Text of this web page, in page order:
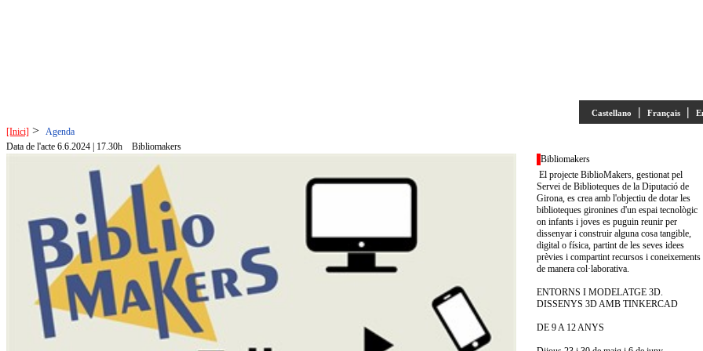
Castellano | Français |
[Inici] > Agenda
Data de l'acte 6.6.2024 | 17.30h
Bibliomakers
Bibliomakers
El projecte BiblioMakers, gestionat pel
Servei de Biblioteques de la Diputació de
Girona, es crea amb l'objectiu de dotar les
biblioteques gironines d'un espai tecnològic
on infants i joves es puguin reunir per
dissenyar i construir alguna cosa tangible,
digital o física, partint de les seves idees
prèvies i compartint recursos i coneixements
de manera col·laborativa.
ENTORNS I MODELATGE 3D.
DISSENYS 3D AMB TINKERCAD
DE 9 A 12 ANYS